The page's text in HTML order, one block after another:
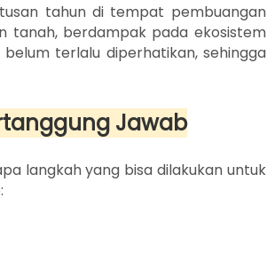
tahun di tempat pembuangan
tanah, berdampak pada ekosistem
terlalu diperhatikan, sehingga
Jawab
langkah yang bisa dilakukan untuk